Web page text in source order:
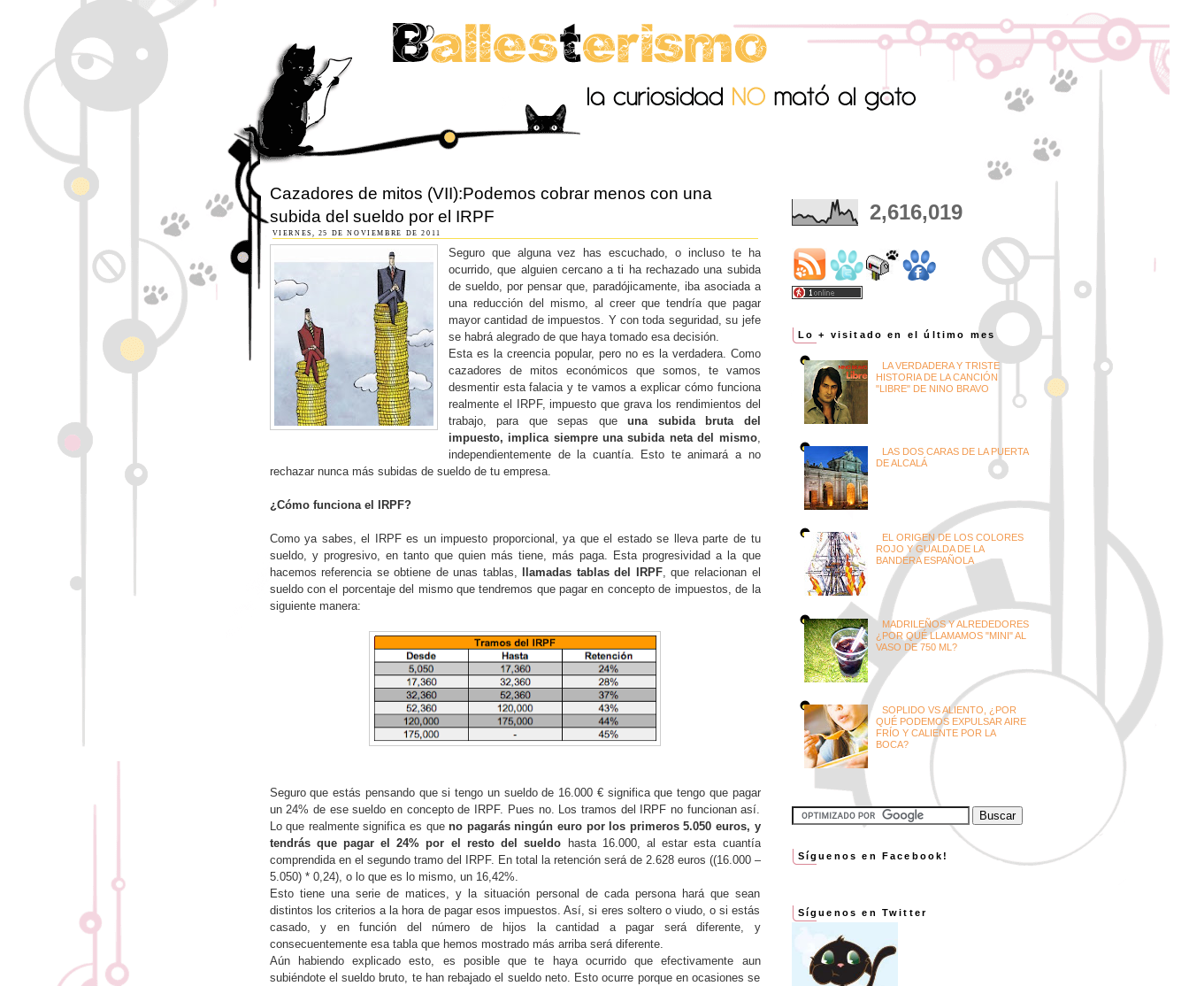
Cazadores de mitos (VII):Podemos cobrar menos con una
subida del sueldo por el IRPF
VIERNES, 25 DE NOVIEMBRE DE 2011
Seguro que alguna vez has escuchado, o incluso te ha
ocurrido, que alguien cercano a ti ha rechazado una subida
de sueldo, por pensar que, paradójicamente, iba asociada a
una reducción del mismo, al creer que tendría que pagar
mayor cantidad de impuestos. Y con toda seguridad, su jefe
se habrá alegrado de que haya tomado esa decisión.
Esta es la creencia popular, pero no es la verdadera. Como
cazadores de mitos económicos que somos, te vamos
desmentir esta falacia y te vamos a explicar cómo funciona
realmente el IRPF, impuesto que grava los rendimientos del
trabajo, para que sepas queuna subida bruta del
impuesto, implica siempre una subida neta del mismo,
independientemente de la cuantía. Esto te animará a no
rechazar nunca más subidas de sueldo de tu empresa.
¿Cómo funciona el IRPF?
Como ya sabes, el IRPF es un impuesto proporcional, ya que el estado se lleva parte de tu
sueldo, y progresivo, en tanto que quien más tiene, más paga. Esta progresividad a la que
hacemos referencia se obtiene de unas tablas,
llamadas tablas del IRPF, que relacionan el
sueldo con el porcentaje del mismo que tendremos que pagar en concepto de impuestos, de la
siguiente manera:
Seguro que estás pensando que si tengo un sueldo de 16.000 € significa que tengo que pagar
un 24% de ese sueldo en concepto de IRPF. Pues no. Los tramos del IRPF no funcionan así.
Lo que realmente significa es queno pagarás ningún euro por los primeros 5.050 euros, y
tendrás que pagar el 24% por el resto del sueldo hasta 16.000, al estar esta cuantía
comprendida en el segundo tramo del IRPF. En total la retención será de 2.628 euros ((16.000 –
5.050) * 0,24), o lo que es lo mismo, un 16,42%.
Esto tiene una serie de matices, y la situación personal de cada persona hará que sean
distintos los criterios a la hora de pagar esos impuestos. Así, si eres soltero o viudo, o si estás
casado, y en función del número de hijos la cantidad a pagar será diferente, y
consecuentemente esa tabla que hemos mostrado más arriba será diferente.
Aún habiendo explicado esto, es posible que te haya ocurrido que efectivamente aun
subiéndote el sueldo bruto, te han rebajado el sueldo neto. Esto ocurre porque en ocasiones se
2,616,019
Lo + visitado en el último mes
LA VERDADERA Y TRISTE
HISTORIA DE LA CANCIÓN
"LIBRE" DE NINO BRAVO
LAS DOS CARAS DE LA PUERTA
DE ALCALÁ
EL ORIGEN DE LOS COLORES
ROJO Y GUALDA DE LA
BANDERA ESPAÑOLA
MADRILEÑOS Y ALREDEDORES
¿POR QUÉ LLAMAMOS "MINI" AL
VASO DE 750 ML?
SOPLIDO VS ALIENTO, ¿POR
QUÉ PODEMOS EXPULSAR AIRE
FRÍO Y CALIENTE POR LA
BOCA?
Síguenos en Facebook!
Síguenos en Twitter